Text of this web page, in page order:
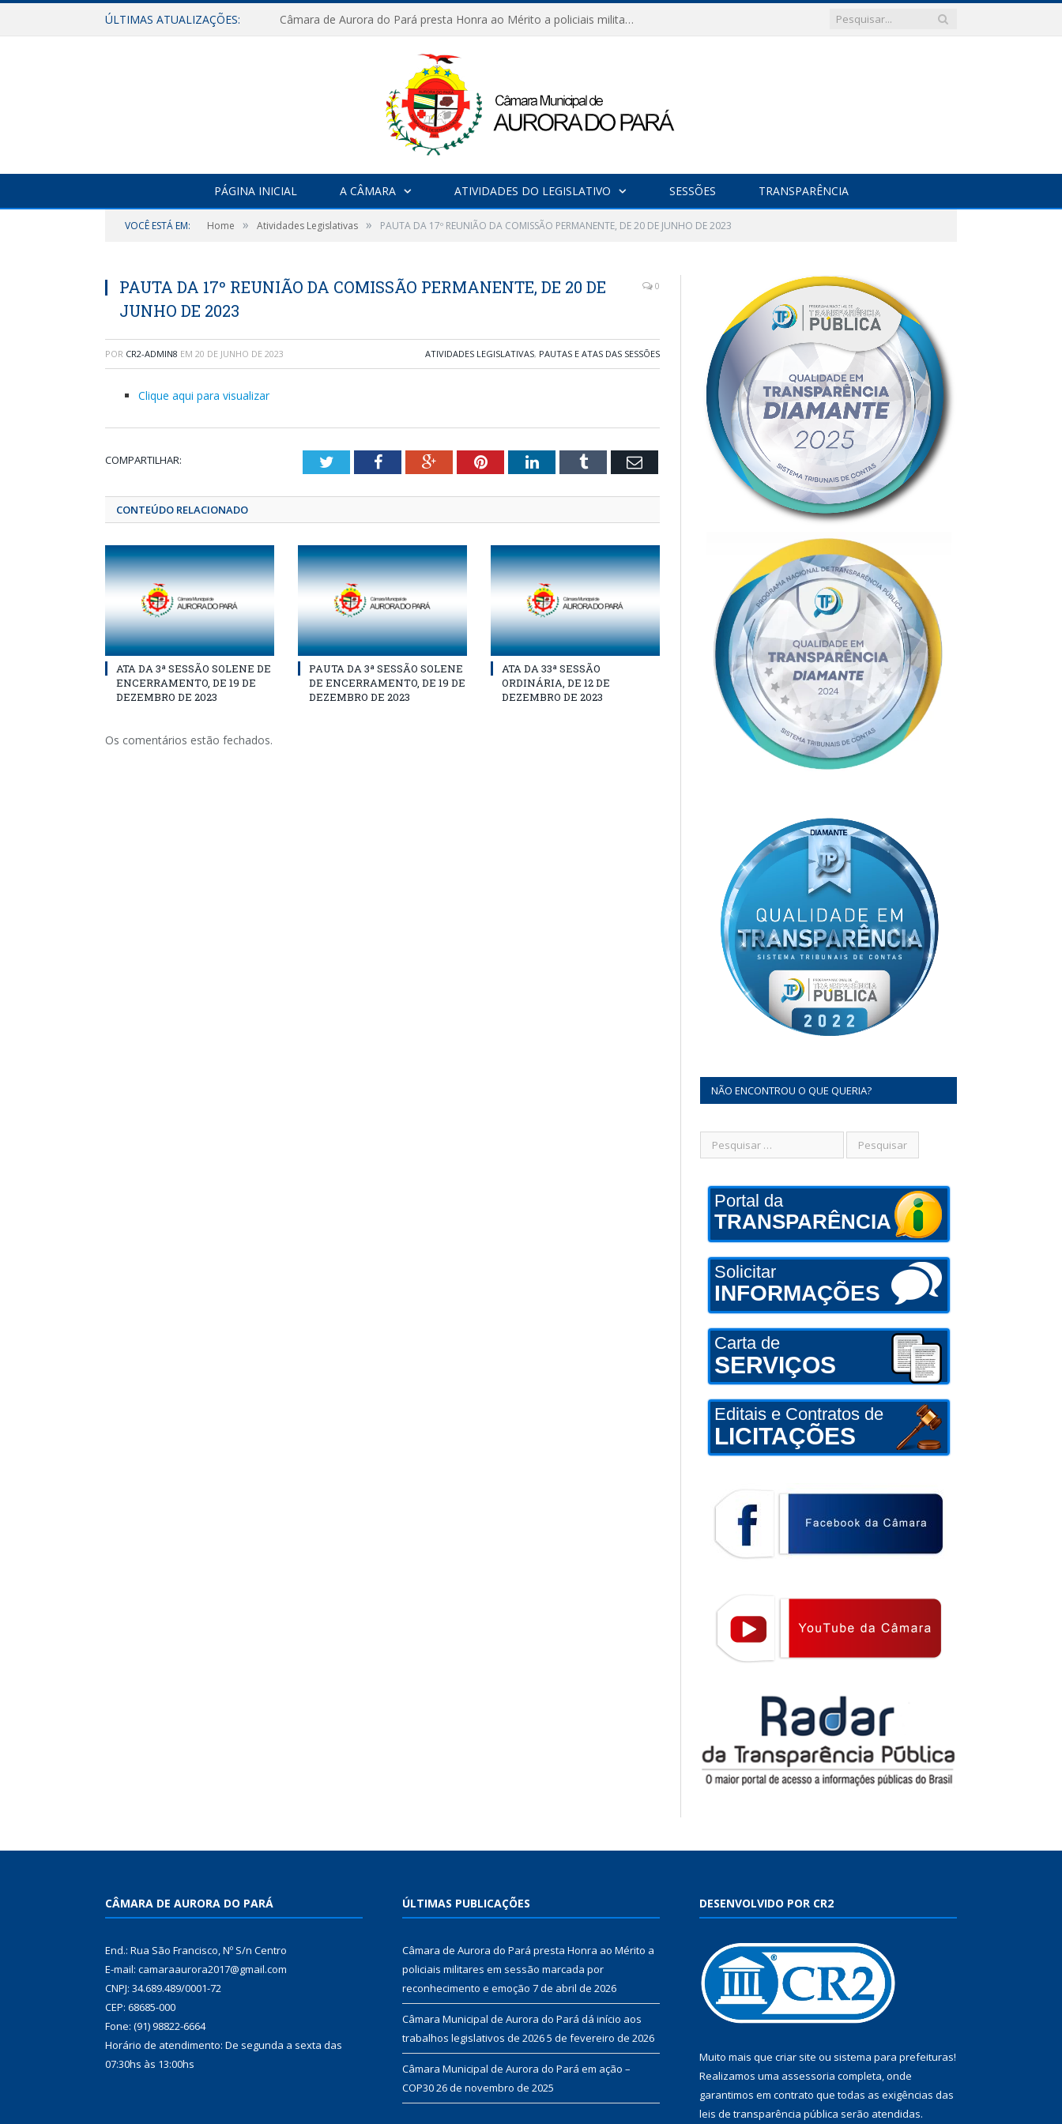
ÚLTIMAS ATUALIZAÇÕES: Câmara de Aurora do Pará presta Honra ao Mérito a policiais militares em sessão marcada por reconhecimento e emoção
PÁGINA INICIAL A CÂMARA ATIVIDADES DO LEGISLATIVO SESSÕES TRANSPARÊNCIA
VOCÊ ESTÁ EM: Home » Atividades Legislativas » PAUTA DA 17º REUNIÃO DA COMISSÃO PERMANENTE, DE 20 DE JUNHO DE 2023
PAUTA DA 17º REUNIÃO DA COMISSÃO PERMANENTE, DE 20 DE
JUNHO DE 2023
0
POR CR2-ADMIN8 EM 20 DE JUNHO DE 2023 ATIVIDADES LEGISLATIVAS, PAUTAS E ATAS DAS SESSÕES
Clique aqui para visualizar
COMPARTILHAR: TwitterFacebookGoogle+PinterestLinkedInTumblr Email
CONTEÚDO RELACIONADO
ATA DA 3ª SESSÃO SOLENE DE
ENCERRAMENTO, DE 19 DE
DEZEMBRO DE 2023
PAUTA DA 3ª SESSÃO SOLENE
DE ENCERRAMENTO, DE 19 DE
DEZEMBRO DE 2023
ATA DA 33ª SESSÃO
ORDINÁRIA, DE 12 DE
DEZEMBRO DE 2023
Os comentários estão fechados.
NÃO ENCONTROU O QUE QUERIA?
Portal da
TRANSPARÊNCIA
Solicitar
INFORMAÇÕES
Carta de
SERVIÇOS
Editais e Contratos de
LICITAÇÕES
CÂMARA DE AURORA DO PARÁ
End.: Rua São Francisco, Nº S/n Centro
E-mail: camaraaurora2017@gmail.com
CNPJ: 34.689.489/0001-72
CEP: 68685-000
Fone: (91) 98822-6664
Horário de atendimento: De segunda a sexta das
07:30hs às 13:00hs
ÚLTIMAS PUBLICAÇÕES
Câmara de Aurora do Pará presta Honra ao Mérito a
policiais militares em sessão marcada por
reconhecimento e emoção 7 de abril de 2026
Câmara Municipal de Aurora do Pará dá início aos
trabalhos legislativos de 20265 de fevereiro de 2026
Câmara Municipal de Aurora do Pará em ação –
COP3026 de novembro de 2025
DESENVOLVIDO POR CR2
Muito mais que criar site ou sistema para prefeituras!
Realizamos uma assessoria completa, onde
garantimos em contrato que todas as exigências das
leis de transparência pública serão atendidas.